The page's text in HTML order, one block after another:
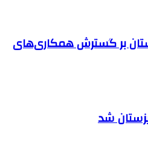
بر گسترش همکاری‌های
شد